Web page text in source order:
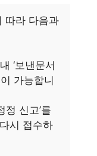
따라 다음과
‘보낸문서
이 가능합니
정 신고’를
시 접수하